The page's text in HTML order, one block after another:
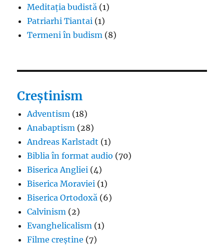
Meditația budistă (1)
Patriarhi Tiantai (1)
Termeni în budism (8)
Creștinism
Adventism (18)
Anabaptism (28)
Andreas Karlstadt (1)
Biblia în format audio (70)
Biserica Angliei (4)
Biserica Moraviei (1)
Biserica Ortodoxă (6)
Calvinism (2)
Evanghelicalism (1)
Filme creștine (7)